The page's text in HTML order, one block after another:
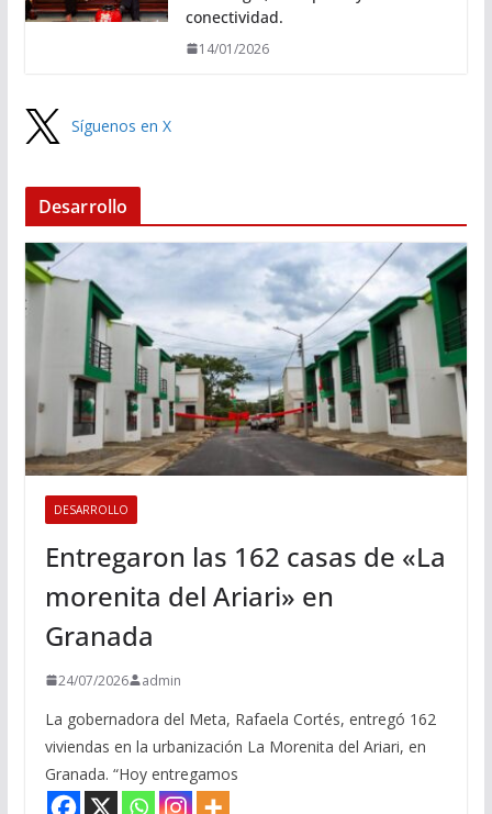
conectividad.
14/01/2026
Síguenos en X
Desarrollo
DESARROLLO
Entregaron las 162 casas de «La
morenita del Ariari» en
Granada
24/07/2026 admin
La gobernadora del Meta, Rafaela Cortés, entregó 162
viviendas en la urbanización La Morenita del Ariari, en
Granada. “Hoy entregamos